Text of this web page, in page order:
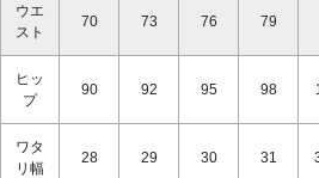
ウエ
スト
70 73 76 79
ヒッ
プ
90 92 95 98
ワタ
リ幅
28 29 30 31